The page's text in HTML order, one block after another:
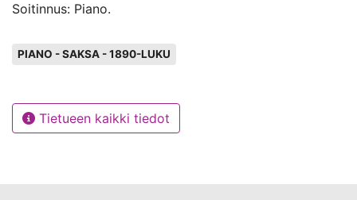
Soitinnus: Piano.
PIANO - SAKSA - 1890-LUKU
Tietueen kaikki tiedot